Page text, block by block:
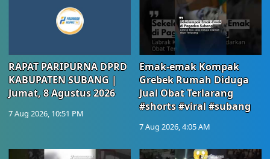
RAPAT PARIPURNA DPRD
KABUPATEN SUBANG |
Jumat, 8 Agustus 2026
7 Aug 2026, 10:51 PM
Emak-emak Kompak
Grebek Rumah Diduga
Jual Obat Terlarang
#shorts #viral #subang
7 Aug 2026, 4:05 AM